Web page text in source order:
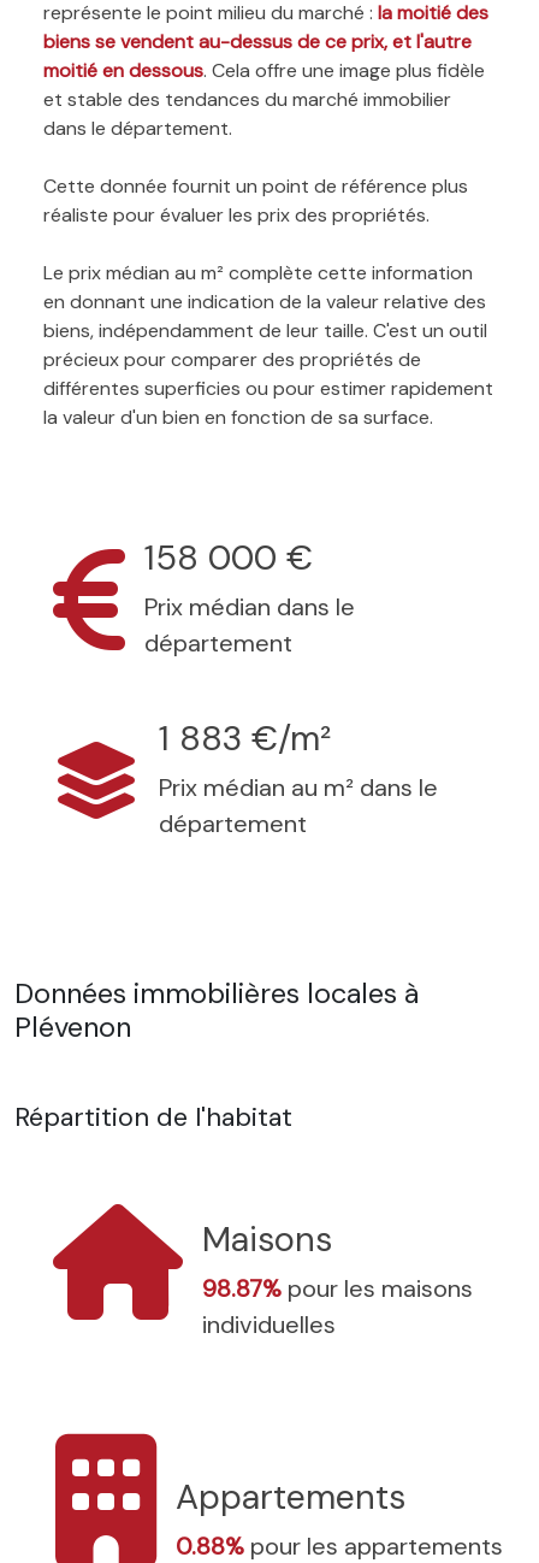
représente le point milieu du marché : la moitié des
biens se vendent au-dessus de ce prix, et l'autre
moitié en dessous. Cela offre une image plus fidèle
et stable des tendances du marché immobilier
dans le département.
Cette donnée fournit un point de référence plus
réaliste pour évaluer les prix des propriétés.
Le prix médian au m² complète cette information
en donnant une indication de la valeur relative des
biens, indépendamment de leur taille. C'est un outil
précieux pour comparer des propriétés de
différentes superficies ou pour estimer rapidement
la valeur d'un bien en fonction de sa surface.
158 000 €
Prix médian dans le
département
1 883 €/m²
Prix médian au m² dans le
département
Données immobilières locales à
Plévenon
Répartition de l'habitat
Maisons
98.87% pour les maisons
individuelles
Appartements
0.88% pour les appartements